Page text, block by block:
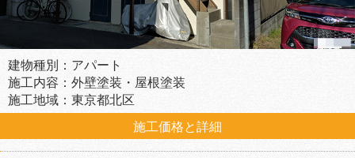
建物種別：アパート
施工内容：外壁塗装・屋根塗装
施工地域：東京都北区
施工価格と詳細